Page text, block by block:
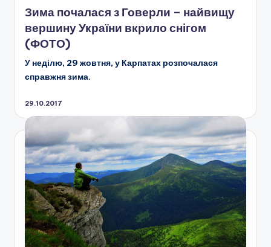
Зима почалася з Говерли – найвищу
вершину України вкрило снігом
(ФОТО)
У неділю, 29 жовтня, у Карпатах розпочалася
справжня зима.
29.10.2017